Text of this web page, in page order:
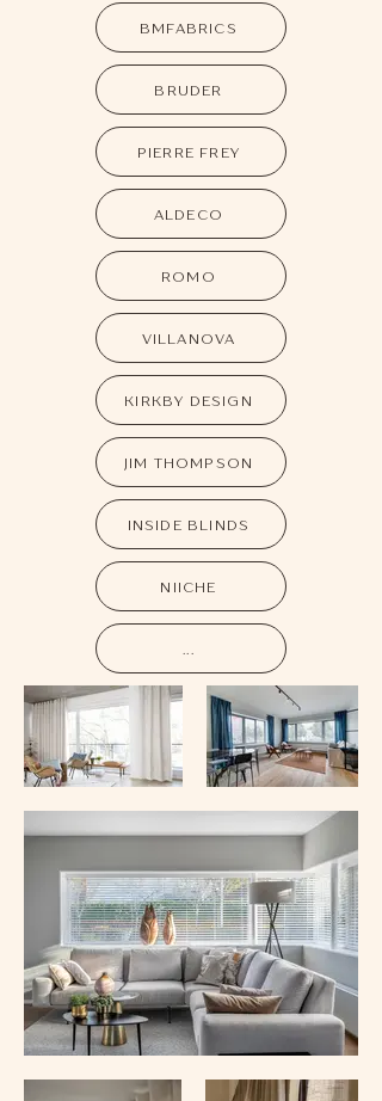
BMFABRICS
BRUDER
PIERRE FREY
ALDECO
ROMO
VILLANOVA
KIRKBY DESIGN
JIM THOMPSON
INSIDE BLINDS
NIICHE